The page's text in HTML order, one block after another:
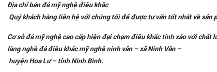
Địa chỉ bán đá mỹ nghệ điêu khắc
Quý khách hàng liên hệ với chúng tôi để được tư vấn tốt nhất về sản
Cơsở đá mỹ nghệ cao cấp hiện đại chạm điêu khắc tinh xảo với chất
làngnghề đá điêu khắc mỹnghệ ninh vân–xã Ninh Vân–
huyện Hoa Lư–tỉnh Ninh Bình.